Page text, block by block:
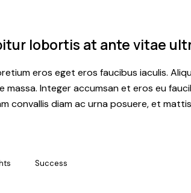
lobortis at ante vitae
eros eget eros faucibus iaculis.
massa. Integer accumsan et eros eu
convallis diam ac urna posuere, et
Success